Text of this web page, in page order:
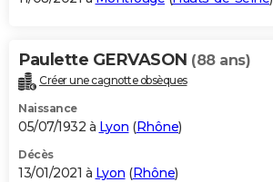
Paulette GERVASON (88 ans)
Créer une cagnotte obsèques
Naissance
05/07/1932 à Lyon (Rhône)
Décès
13/01/2021 à Lyon (Rhône)